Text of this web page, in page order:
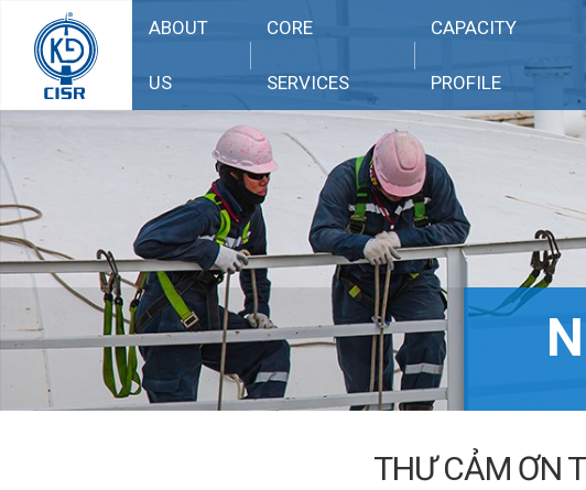
ABOUT
US
CORE
SERVICES
CAPACITY
PROFILE
THƯ CẢM ƠN